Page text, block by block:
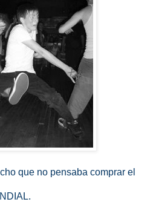
que no pensaba comprar el